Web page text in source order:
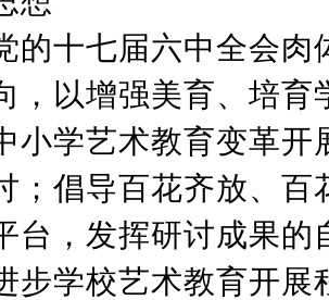
的十七届六中全会
，以增强美育、培
小学艺术教育变革
；倡导百花齐放、
台，发挥研讨成果
步学校艺术教育开展